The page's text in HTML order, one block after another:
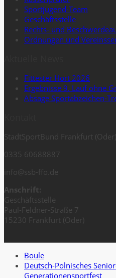
Sportjugend-Team
Geschäftsstelle
Rechts- und
Ordnungen und
Fittester Hort 2026
Ergebnisse 9. Lauf ohne
Absage Sportabzeichen-
StadtSportBund Frankfurt (Oder)
0335 60688887
info@ssb-ffo.de
Anschrift:
Geschäftsstelle
Paul-Feldner-Straße 7
15230 Frankfurt (Oder)
Boule
Deutsch-Polnisches
Generationensportfest